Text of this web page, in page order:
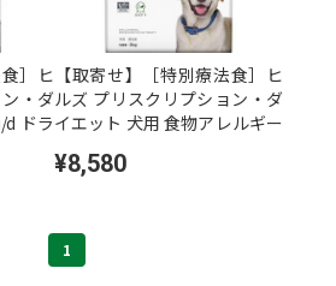
］ヒ
・ダ
ドラ
【取寄せ】［特別療法食］ヒ
ルズ プリスクリプション・ダ
イエット 犬用 食物アレルギー
イ 3kg
¥8,580
1